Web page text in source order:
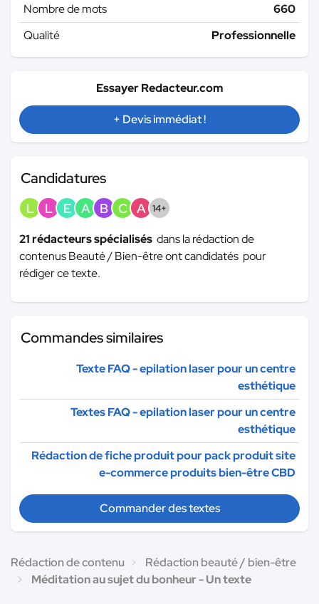
Nombre de mots
660
Qualité
Professionnelle
Essayer Redacteur.com
+ Devis immédiat !
Candidatures
L L E A B C A 14+
21 rédacteurs spécialisés dans la rédaction de
contenus Beauté / Bien-être ont candidatés pour
rédiger ce texte.
Commandes similaires
Texte FAQ - epilation laser pour un centre
esthétique
Textes FAQ - epilation laser pour un centre
esthétique
Rédaction de fiche produit pour pack produit site
e-commerce produits bien-être CBD
Commander des textes
Rédaction de contenu
Rédaction beauté / bien-être
Méditation au sujet du bonheur - Un texte